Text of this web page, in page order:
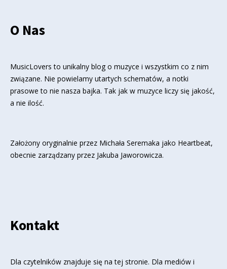
O Nas
MusicLovers to unikalny blog o muzyce i wszystkim co z nim
związane. Nie powielamy utartych schematów, a notki
prasowe to nie nasza bajka. Tak jak w muzyce liczy się jakość,
a nie ilość.
Założony oryginalnie przez Michała Seremaka jako Heartbeat,
obecnie zarządzany przez Jakuba Jaworowicza.
Kontakt
Dla czytelników znajduje się na tej stronie. Dla mediów i